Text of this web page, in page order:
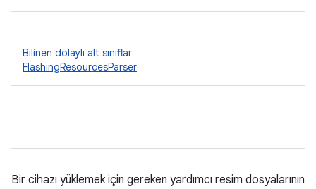
Bilinen dolaylı alt sınıflar
FlashingResourcesParser
Bir cihazı yüklemek için gereken yardımcı resim dosyalarının